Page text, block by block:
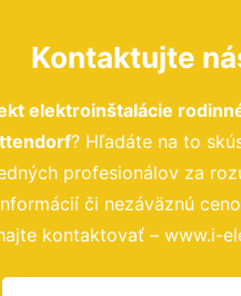
Kontaktujte
elektroinštalácie
? Hľadáte na to
profesionálov za
či nezáväznú
kontaktovať – www.i-